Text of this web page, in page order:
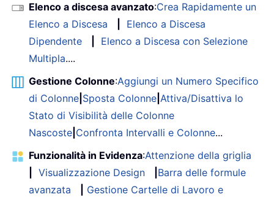
Elenco a discesa avanzato:Crea Rapidamente un
Elenco a Discesa
Elenco a Discesa
Dipendente
Elenco a Discesa con Selezione
Multipla....
Gestione Colonne:Aggiungi un Numero Specifico
di Colonne Sposta Colonne Attiva/Disattiva lo
Stato di Visibilità delle Colonne
Nascoste Confronta Intervalli e Colonne...
Funzionalità in Evidenza:Attenzione della griglia
Visualizzazione Design
Barra delle formule
avanzata
Gestione Cartelle di Lavoro e